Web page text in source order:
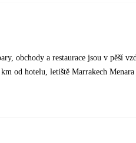
obchody a restaurace jsou v pěší
od hotelu, letiště Marrakech